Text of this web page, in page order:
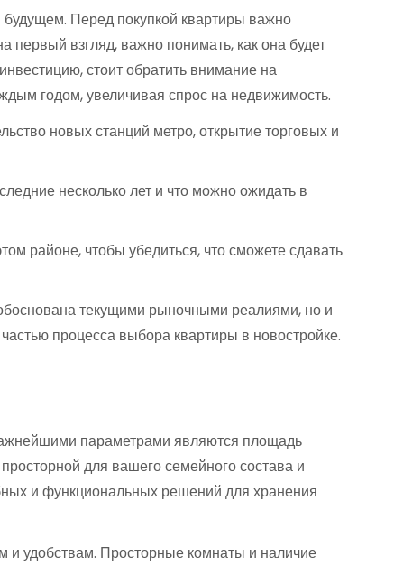
будущем. Перед покупкой квартиры важно
взгляд, важно понимать, как она будет
стоит обратить внимание на
годом, увеличивая спрос на недвижимость.
новых станций метро, открытие торговых и
несколько лет и что можно ожидать в
районе, чтобы убедиться, что сможете сдавать
текущими рыночными реалиями, но и
процесса выбора квартиры в новостройке.
параметрами являются площадь
для вашего семейного состава и
и функциональных решений для хранения
и удобствам. Просторные комнаты и наличие